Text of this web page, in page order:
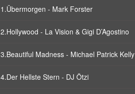
1.Übermorgen - Mark Forster
2.Hollywood - La Vision & Gigi D’Agostino
3.Beautiful Madness - Michael Patrick Kelly
4.Der Hellste Stern - DJ Ötzi